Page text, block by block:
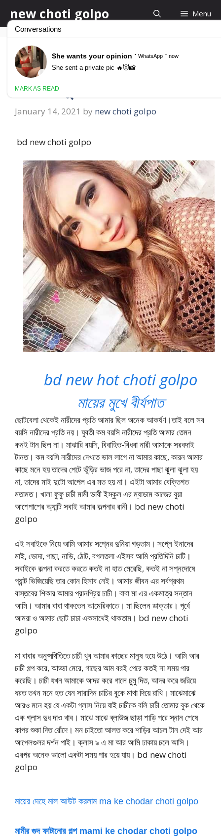
content
new choti golpo Menu
bd new choti golpo
বাংলা নতুন চটি গল্প
January 14, 2021 by new choti golpo
bd new choti golpo
bd new hot choti golpo
মায়ের মুখে বীর্যপাত
ছোটবেলা থেকেই নারীদের প্রতি আমার ছিল অনেক আকর্ষণ।তাই বলে সব
বয়সি নারীদের প্রতি নয়। যুবতী কম বয়সি নারীদের প্রতি আমার তেমন
কনই টান ছিল না। মাঝারি বয়সি, বিবাহিত-বিধবা নারী আমাকে সরবদাই
টানত। কম বয়সি নারীদের দেখতে ভাল লাগে না আমার কাছে, কারন আমার
কাছে মনে হয় তাদের পেটে ভুঁড়ির ভাজ পরে না, তাদের পাছা ঝুলা ঝুলা হয়
না, তাদের মাই দুটো আপেল এর মত হয় না। এইটা আমার বেক্তিগত
মতামত। খালা ফুফু চাচী মামী ভাবী ইস্কুল এর ম্যাডাম কাজের বুয়া
আশেপাশের অ্যান্টি সবাই আমার কল্পনার রানী। bd new choti
golpo
এই সবাইকে নিয়ে আমি আমার সপ্নের দুনিয়া গড়তাম। সপ্নে ইনাদের
মাই, ভোদা, পাছা, নাভি, ঠোট, বগলতলা এইসব আমি প্রতিদিনি চাটি।
সবাইকে কল্পনা করতে করতে কতই না হাত মেরেছি, কতই না সপ্নদোষে
প্যান্ট ভিজিয়েছি তার কোন হিসাব নেই। আমার জীবন এর সর্বপ্রথম
বাস্তবের শিকার আমার প্রানপ্রিয় চাচী। বাবা মা এর একমাত্র সন্তান
আমি। আমার বাবা থাকতেন আমেরিকাতে। মা ছিলেন ডাক্তার। পূর্বে
আমরা ও আমার ছোট চাচা একসাথেই থাকতাম। bd new choti
golpo
মা বাবার অনুপ্সথিতিতে চাচী খুব আমার কাছের মানুষ হয়ে উঠে। আমি আর
চাচী গল্প করে, আড্ডা মেরে, গাছের আম বরই পেরে কতই না সময় পার
করেছি। চাচী যখন আমাকে আদর করে গালে চুমু দিত, আদর করে জরিয়ে
ধরত তখন মনে হত যেন সারাদিন চাচির বুকে মাথা দিয়ে রাখি। মাঝেমাঝে
আরও মনে হয় যে একটা গ্লাস নিয়ে যাই চাচীকে বলি চাচী তোমার বুক থেকে
এক গ্লাস দুধ দাও খাব। মাঝে মাঝে ব্লাউজ ছাড়া শাড়ি পরে স্নান শেষে
কাপর শুকা দিত রোঁদে। মন চাইতো আলত করে শাড়ির আচল টান দেই আর
আপেলগুলর দর্শন পাই। ক্লাস ৯ এ মা আর আমি ঢাকায় চলে আসি।
এরপর অনেক ভালো একটা সময় পার হয়ে যায়। bd new choti
golpo
মায়ের দেহে মাল আউট করলাম ma ke chodar choti golpo
মামীর গুদ ফাটানোর গল্প mami ke chodar choti golpo